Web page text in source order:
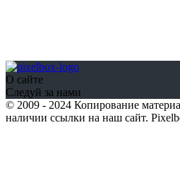
О сайте
Следуй за нами
© 2009 - 2024 Копирование
наличии ссылки на наш сайт.